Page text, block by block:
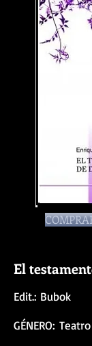
El
Edit.: Bubok
GÉNERO: Teatro